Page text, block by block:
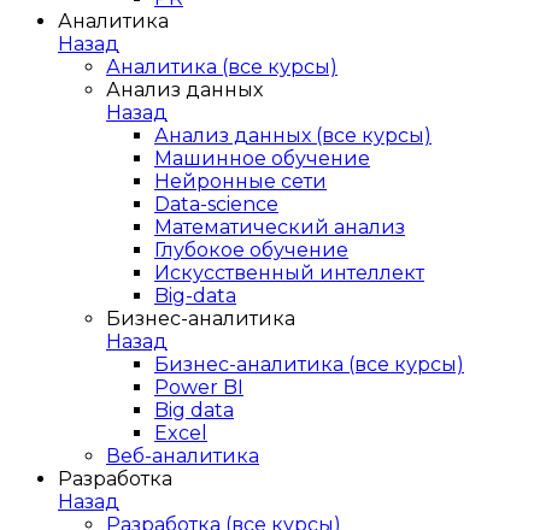
Аналитика
Назад
Аналитика (все курсы)
Анализ данных
Назад
Анализ данных (все курсы)
Машинное обучение
Нейронные сети
Data-science
Математический анализ
Глубокое обучение
Искусственный интеллект
Big-data
Бизнес-аналитика
Назад
Бизнес-аналитика (все курсы)
Power BI
Big data
Excel
Веб-аналитика
Разработка
Назад
Разработка (все курсы)